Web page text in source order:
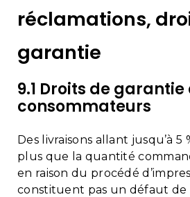
réclamations,
garantie
9.1 Droits de garantie
consommateurs
Des livraisons allant jusqu’à 5
plus que la quantité
en raison du procédé
constituent pas un défaut de